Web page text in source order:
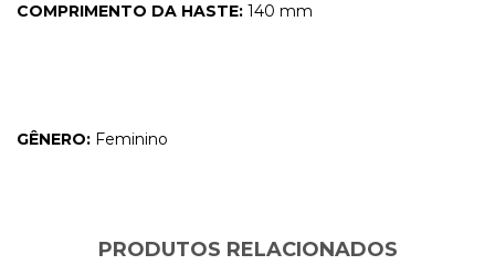
COMPRIMENTO DA HASTE: 140 mm
GÊNERO: Feminino
PRODUTOS RELACIONADOS